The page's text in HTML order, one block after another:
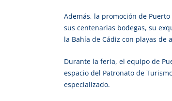
Además, la promoción de
sus centenarias bodegas, su
la Bahía de Cádiz con playas de
Durante la feria, el equipo de
espacio del Patronato de
especializado.